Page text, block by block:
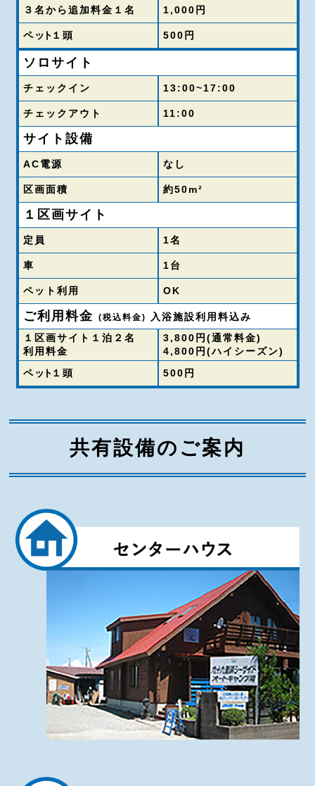
３名から追加料金１名 1,000円
ペット１頭 500円
ソロサイト
チェックイン 13:00~17:00
チェックアウト 11:00
サイト設備
AC電源 なし
区画面積 約50m²
１区画サイト
定員 1名
車 1台
ペット利用 OK
ご利用料金(税込料金)
入浴施設利用料込み
１区画サイト１泊２名
利用料金
3,800円(通常料金)
4,800円(ハイシーズン)
ペット１頭 500円
共有設備のご案内